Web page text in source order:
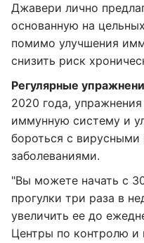
Джавери лично
основанную на
помимо улучшения
снизить риск
Регулярные
2020 года,
иммунную систему и
бороться с
заболеваниями.
"Вы можете начать с
прогулки три раза в
увеличить ее до
Центры по контролю и